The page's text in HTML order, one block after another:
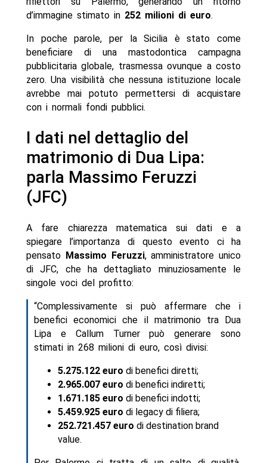
d’immagine stimato in 252 milioni di euro.
In poche parole, per la Sicilia è stato come
beneficiare di una mastodontica campagna
pubblicitaria globale, trasmessa ovunque a costo
zero. Una visibilità che nessuna istituzione locale
avrebbe mai potuto permettersi di acquistare
con i normali fondi pubblici.
I dati nel dettaglio del
matrimonio di Dua Lipa:
parla Massimo Feruzzi
(JFC)
A fare chiarezza matematica sui dati e a
spiegare l’importanza di questo evento ci ha
pensato Massimo Feruzzi, amministratore unico
di JFC, che ha dettagliato minuziosamente le
singole voci del profitto:
“Complessivamente si può affermare che i
benefici economici che il matrimonio tra Dua
Lipa e Callum Turner può generare sono
stimati in 268 milioni di euro, così divisi:
5.275.122 euro di benefici diretti;
2.965.007 euro di benefici indiretti;
1.671.185 euro di benefici indotti;
5.459.925 euro di legacy di filiera;
252.721.457 euro di destination brand
value.